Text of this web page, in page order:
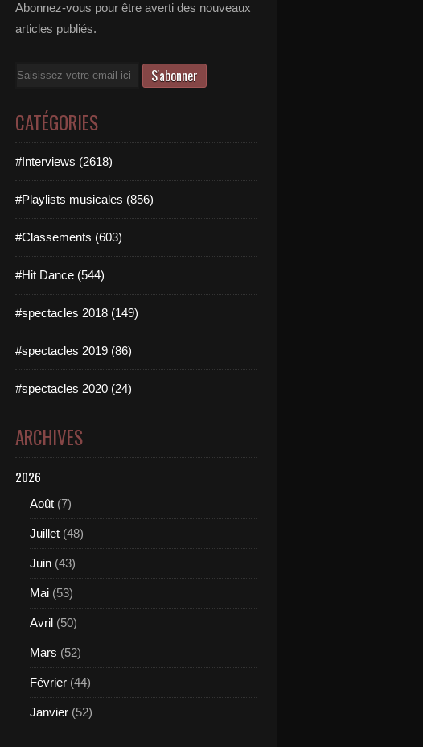
Abonnez-vous pour être averti des nouveaux
articles publiés.
Email
CATÉGORIES
#Interviews (2618)
#Playlists musicales (856)
#Classements (603)
#Hit Dance (544)
#spectacles 2018 (149)
#spectacles 2019 (86)
#spectacles 2020 (24)
ARCHIVES
2026
Août (7)
Juillet (48)
Juin (43)
Mai (53)
Avril (50)
Mars (52)
Février (44)
Janvier (52)